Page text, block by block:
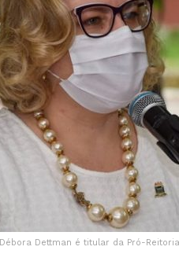
Débora Dettman é titular da Pró-